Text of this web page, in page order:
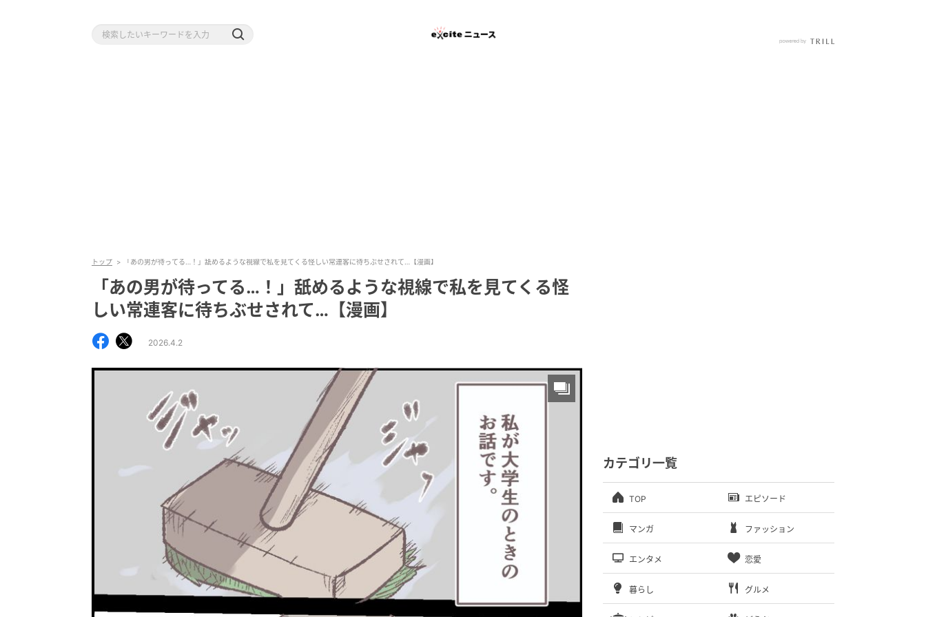
トップ 「あの男が待ってる…！」舐めるような視線で私を見てくる怪しい常連客に待ちぶせされて…【漫画】
「あの男が待ってる…！」舐めるような視線で私を見てくる怪
しい常連客に待ちぶせされて…【漫画】
2026.4.2
カテゴリ一覧
TOP エピソード
マンガ ファッション
エンタメ 恋愛
暮らし グルメ